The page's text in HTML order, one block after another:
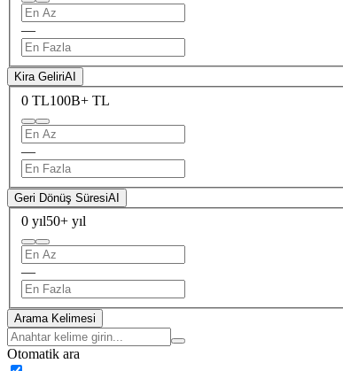
—
Kira GeliriAI
0 TL100B+ TL
—
Geri Dönüş SüresiAI
0 yıl50+ yıl
—
Arama Kelimesi
Otomatik ara